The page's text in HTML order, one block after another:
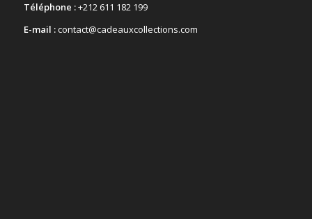
Téléphone :+212 611 182 199
E-mail :contact@cadeauxcollections.com